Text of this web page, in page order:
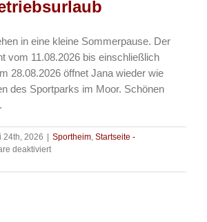
in eine kleine Sommerpause. Der
vom 11.08.2026 bis einschließlich
28.08.2026 öffnet Jana wieder wie
des Sportparks im Moor. Schönen
24th, 2026 Sportheim, Startseite -
deaktiviertfür
–